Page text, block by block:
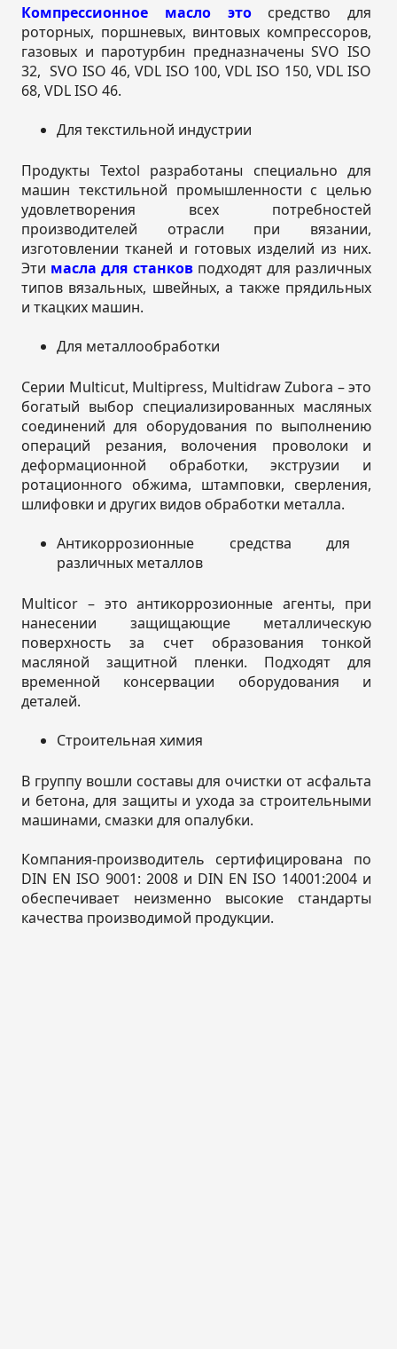
Компрессионное масло этосредство для
роторных, поршневых, винтовых компрессоров,
газовых и паротурбин предназначены SVO ISO
32, SVO ISO 46, VDL ISO 100, VDL ISO 150, VDL ISO
68, VDL ISO 46.
Для текстильной индустрии
Продукты Textol разработаны специально для
машин текстильной промышленности с целью
удовлетворения всех потребностей
производителей отрасли при вязании,
изготовлении тканей и готовых изделий из них.
Эти масла для станковподходят для различных
типов вязальных, швейных, а также прядильных
и ткацких машин.
Для металлообработки
Серии Multicut, Multipress, Multidraw Zubora – это
богатый выбор специализированных масляных
соединений для оборудования по выполнению
операций резания, волочения проволоки и
деформационной обработки, экструзии и
ротационного обжима, штамповки, сверления,
шлифовки и других видов обработки металла.
Антикоррозионные средства для
различных металлов
Multicor – это антикоррозионные агенты, при
нанесении защищающие металлическую
поверхность за счет образования тонкой
масляной защитной пленки. Подходят для
временной консервации оборудования и
деталей.
Строительная химия
В группу вошли составы для очистки от асфальта
и бетона, для защиты и ухода за строительными
машинами, смазки для опалубки.
Компания-производитель сертифицирована по
DIN EN ISO 9001: 2008 и DIN EN ISO 14001:2004 и
обеспечивает неизменно высокие стандарты
качества производимой продукции.